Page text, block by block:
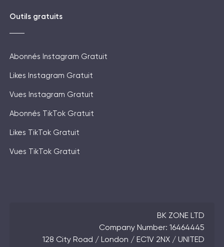
Outils gratuits
Abonnés Instagram Gratuit
Likes Instagram Gratuit
Vues Instagram Gratuit
Abonnés TikTok Gratuit
Likes TikTok Gratuit
Vues TikTok Gratuit
BK ZONE LTD
Company Number: 16464445
128 City Road / London / EC1V 2NX / UNITED